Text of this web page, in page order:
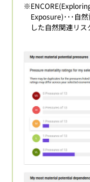
Exposure)･･･自
した自然関連リ